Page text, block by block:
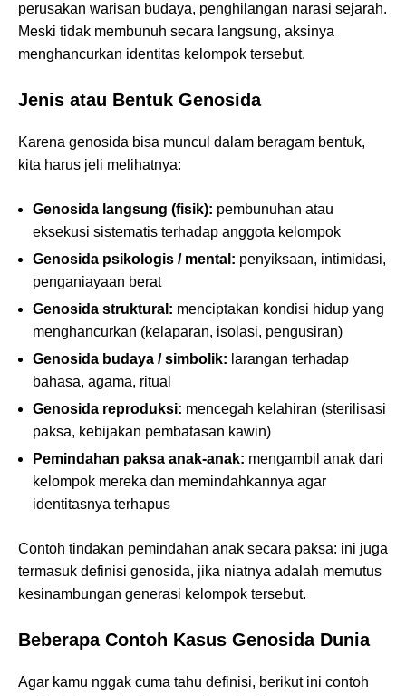
perusakan warisan budaya, penghilangan narasi sejarah.
Meski tidak membunuh secara langsung, aksinya
menghancurkan identitas kelompok tersebut.
Jenis atau Bentuk Genosida
Karena genosida bisa muncul dalam beragam bentuk,
kita harus jeli melihatnya:
Genosida langsung (fisik): pembunuhan atau
eksekusi sistematis terhadap anggota kelompok
Genosida psikologis / mental: penyiksaan, intimidasi,
penganiayaan berat
Genosida struktural: menciptakan kondisi hidup yang
menghancurkan (kelaparan, isolasi, pengusiran)
Genosida budaya / simbolik: larangan terhadap
bahasa, agama, ritual
Genosida reproduksi: mencegah kelahiran (sterilisasi
paksa, kebijakan pembatasan kawin)
Pemindahan paksa anak-anak: mengambil anak dari
kelompok mereka dan memindahkannya agar
identitasnya terhapus
Contoh tindakan pemindahan anak secara paksa: ini juga
termasuk definisi genosida, jika niatnya adalah memutus
kesinambungan generasi kelompok tersebut.
Beberapa Contoh Kasus Genosida Dunia
Agar kamu nggak cuma tahu definisi, berikut ini contoh